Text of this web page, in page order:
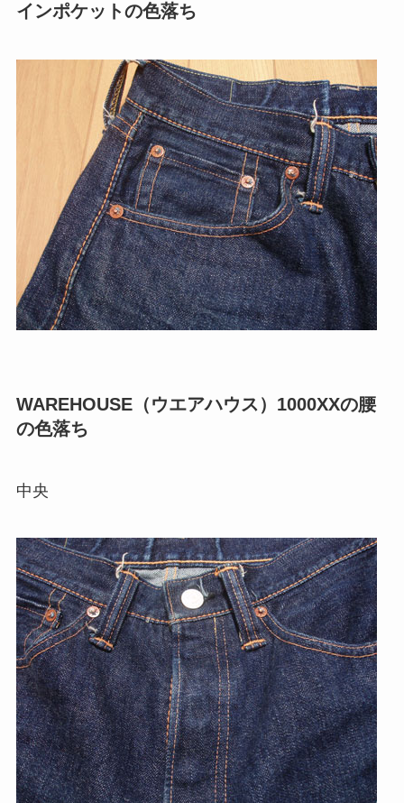
インポケットの色落ち
WAREHOUSE（ウエアハウス）1000XXの腰
の色落ち
中央